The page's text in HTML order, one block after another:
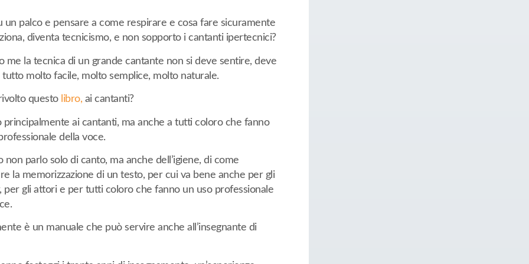
un palco e pensare a come respirare e cosa fare sicuramente
diventa tecnicismo, e non sopporto i cantanti ipertecnici?
me la tecnica di un grande cantante non si deve sentire, deve
molto facile, molto semplice, molto naturale.
questo libro, ai cantanti?
ai cantanti, ma anche a tutti coloro che fanno
della voce.
non parlo solo di canto, ma anche dell’igiene, di come
la memorizzazione di un testo, per cui va bene anche per gli
per gli attori e per tutti coloro che fanno un uso professionale
è un manuale che può servire anche all’insegnante di